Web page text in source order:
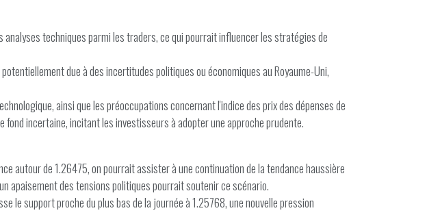
techniques parmi les traders, ce qui pourrait influencer les stratégies de
due à des incertitudes politiques ou économiques au Royaume-Uni,
ainsi que les préoccupations concernant l'indice des prix des dépenses de
incertaine, incitant les investisseurs à adopter une approche prudente.
autour de 1.26475, on pourrait assister à une continuation de la tendance haussière
apaisement des tensions politiques pourrait soutenir ce scénario.
support proche du plus bas de la journée à 1.25768, une nouvelle pression